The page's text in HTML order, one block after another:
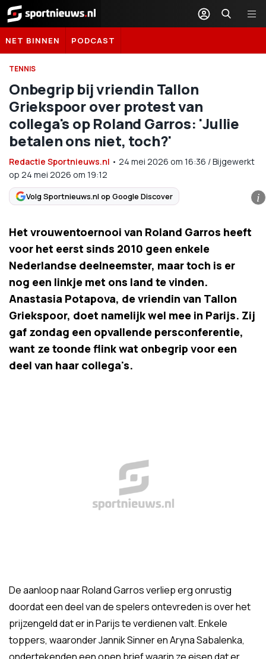
Sportnieuws.nl
NET BINNEN PODCAST
TENNIS
Onbegrip bij vriendin Tallon
Griekspoor over protest van
collega's op Roland Garros: 'Jullie
betalen ons niet, toch?'
Redactie Sportnieuws.nl • 24 mei 2026 om 16:36 /Bijgewerkt
op 24 mei 2026 om 19:12
Volg Sportnieuws.nl op Google Discover i
Het vrouwentoernooi van Roland Garros heeft
voor het eerst sinds 2010 geen enkele
Nederlandse deelneemster, maar toch is er
nog een linkje met ons land te vinden.
Anastasia Potapova, de vriendin van Tallon
Griekspoor, doet namelijk wel mee in Parijs. Zij
gaf zondag een opvallende persconferentie,
want ze toonde flink wat onbegrip voor een
deel van haar collega's.
De aanloop naar Roland Garros verliep erg onrustig
doordat een deel van de spelers ontevreden is over het
prijzengeld dat er in Parijs te verdienen valt. Enkele
toppers, waaronder Jannik Sinner en Aryna Sabalenka,